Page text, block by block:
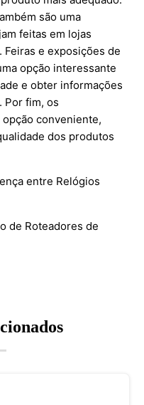
são uma
feitas em lojas
e exposições de
opção interessante
e obter informações
Por fim, os
conveniente,
dos produtos
entre Relógios
de Roteadores de